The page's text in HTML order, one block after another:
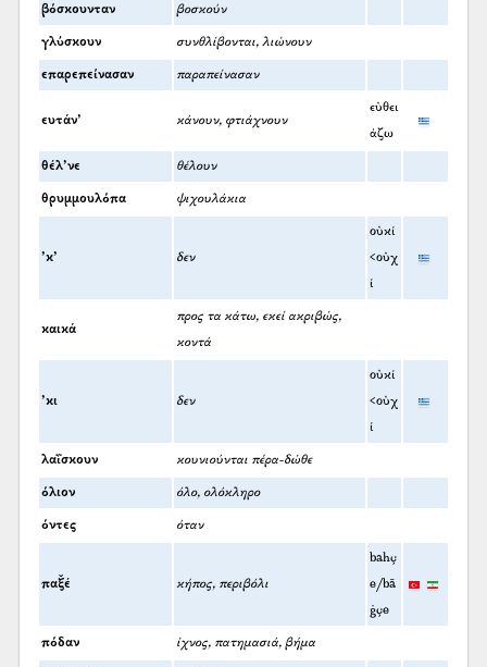
βόσκουνταν βοσκούν
γλύσκουν συνθλίβονται, λιώνουν
επαρεπείνασαν παραπείνασαν
ευτάν’ κάνουν, φτιάχνουν
εὐθει
άζω
θέλ’νε θέλουν
θρυμμουλόπα ψιχουλάκια
’κ’ δεν
οὐκί
<οὐχ
ί
καικά
προς τα κάτω, εκεί ακριβώς,
κοντά
’κι δεν
οὐκί
<οὐχ
ί
λαΐσκουν κουνιούνται πέρα-δώθε
όλιον όλο, ολόκληρο
όντες όταν
παξ̌έ κήπος, περιβόλι
bahç
e/bā
ġçe
πόδαν ίχνος, πατημασιά, βήμα